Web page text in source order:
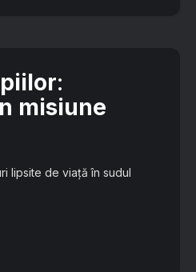
:
misiune
lipsite de viață în sudul